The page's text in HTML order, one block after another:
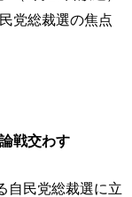
党総裁選の焦点
戦交わす
自民党総裁選に立